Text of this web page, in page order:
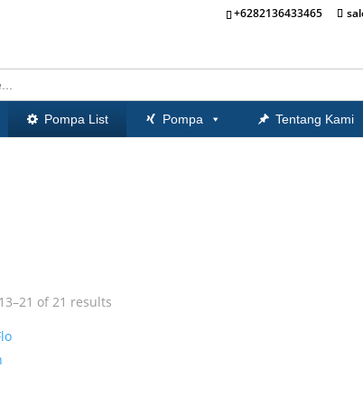
+6282136433465
Pompa List Pompa Tentang Kami
of 21 results